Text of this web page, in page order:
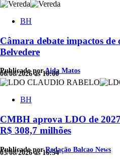
BH
Câmara debate impactos de
Belvedere
Publicado porAida Matos
06/08/2026 às 10:00
BH
CMBH aprova LDO de
R$ 308,7 milhões
Publicado porRedação Balcao News
05/08/2026 às 16:54